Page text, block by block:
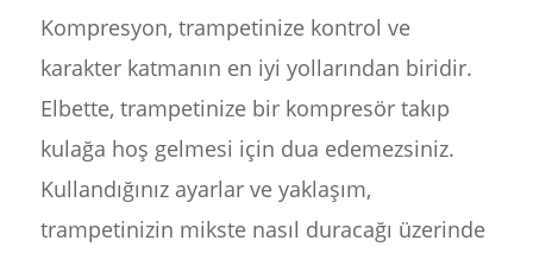
Kompresyon, trampetinize kontrol ve
karakter katmanın en iyi yollarından biridir.
Elbette, trampetinize bir kompresör takıp
kulağa hoş gelmesi için dua edemezsiniz.
Kullandığınız ayarlar ve yaklaşım,
trampetinizin mikste nasıl duracağı üzerinde